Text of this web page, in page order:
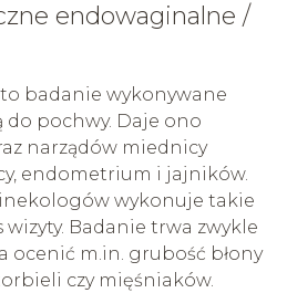
endowaginalne /
badanie wykonywane
pochwy. Daje ono
narządów miednicy
endometrium i jajników.
wykonuje takie
wizyty. Badanie trwa zwykle
ocenić m.in. grubość błony
czy mięśniaków.